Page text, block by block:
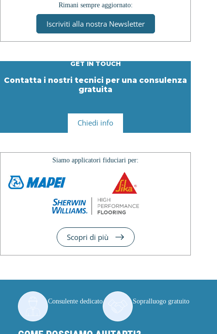
Rimani sempre aggiornato:
Iscriviti alla nostra Newsletter
GET IN TOUCH
Contatta i nostri tecnici per una consulenza
gratuita
Chiedi info
Siamo applicatori fiduciari per:
Scopri di più
Consulente dedicato Sopralluogo gratuito